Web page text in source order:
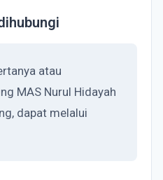
atau
MAS Nurul Hidayah
dapat melalui